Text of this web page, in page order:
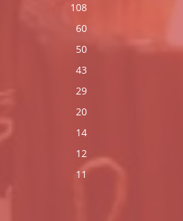
108
60
50
43
29
20
14
12
11